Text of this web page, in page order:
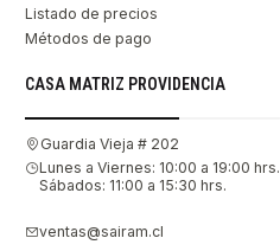
Listado de precios
Métodos de pago
CASA MATRIZ PROVIDENCIA
Guardia Vieja # 202
Lunes a Viernes: 10:00 a 19:00 hrs.
Sábados: 11:00 a 15:30 hrs.
ventas@sairam.cl